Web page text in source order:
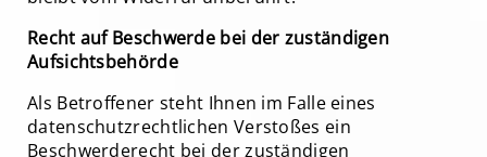
Recht auf Beschwerde bei der zuständigen
Aufsichtsbehörde
Als Betroffener steht Ihnen im Falle eines
datenschutzrechtlichen Verstoßes ein
Beschwerderecht bei der zuständigen